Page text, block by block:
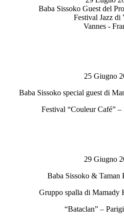
Baba Sissoko Guest del
Festival Jazz di
Vannes -
25 Giugno
Baba Sissoko special guest di
Festival “Couleur Café”
29 Giugno
Baba Sissoko & Taman
Gruppo spalla di Mamady
“Bataclan” –